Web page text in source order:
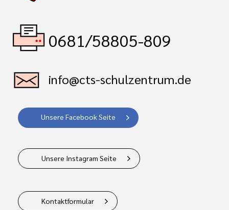
0681/58805-809
info@cts-schulzentrum.de
Unsere Facebook Seite
Unsere Instagram Seite
Kontaktformular